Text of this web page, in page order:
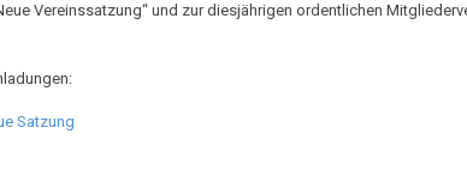
Vereinssatzung“ und zur diesjährigen ordentlichen
Satzung